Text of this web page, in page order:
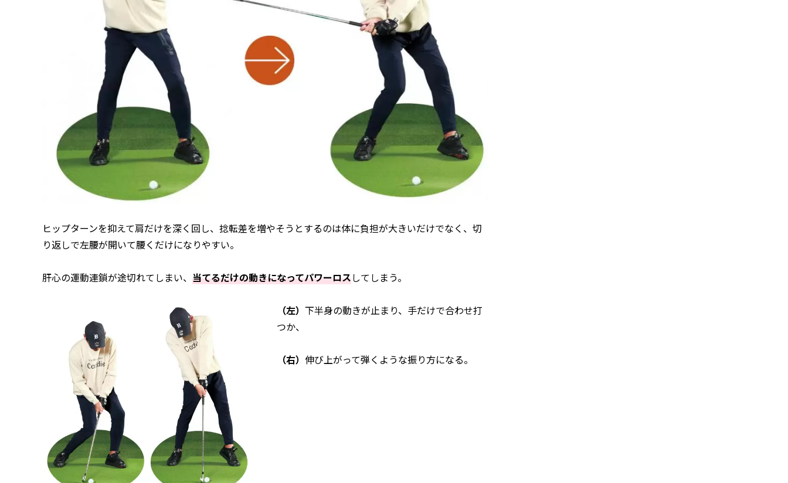
ヒップターンを抑えて肩だけを深く回し、捻転差を増やそうとするのは体に負担が大きいだけでなく、切
り返しで左腰が開いて腰くだけになりやすい。
肝心の運動連鎖が途切れてしまい、 当てるだけの動きになってパワーロスしてしまう。
（左） 下半身の動きが止まり、手だけで合わせ打
つか、
（右） 伸び上がって弾くような振り方になる。